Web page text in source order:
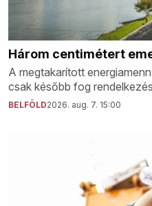
Három centimétert
A megtakarított
csak később fog
BELFÖLD2026. aug. 7. 15:00